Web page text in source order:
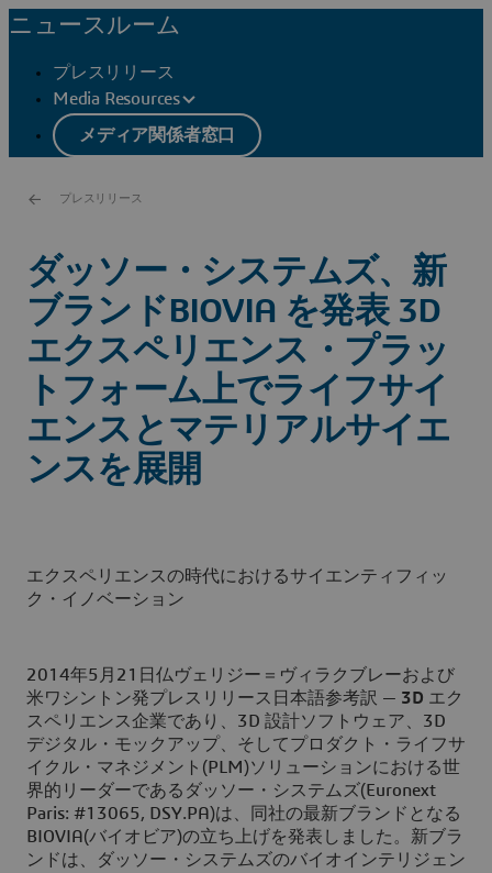
ニュースルーム
プレスリリース
Media Resources
メディア関係者窓口
プレスリリース
ダッソー・システムズ、新
ブランドBIOVIA を発表 3D
エクスペリエンス・プラッ
トフォーム上でライフサイ
エンスとマテリアルサイエ
ンスを展開
エクスペリエンスの時代におけるサイエンティフィッ
ク・イノベーション
2014年5月21日仏ヴェリジー＝ヴィラクブレーおよび
米ワシントン発プレスリリース日本語参考訳 — 3D エク
スペリエンス企業であり、3D 設計ソフトウェア、3D
デジタル・モックアップ、そしてプロダクト・ライフサ
イクル・マネジメント(PLM)ソリューションにおける世
界的リーダーであるダッソー・システムズ(Euronext
Paris: #13065, DSY.PA)は、同社の最新ブランドとなる
BIOVIA(バイオビア)の立ち上げを発表しました。新ブラ
ンドは、ダッソー・システムズのバイオインテリジェン